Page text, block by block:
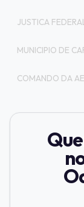
MUNICIPIO DE